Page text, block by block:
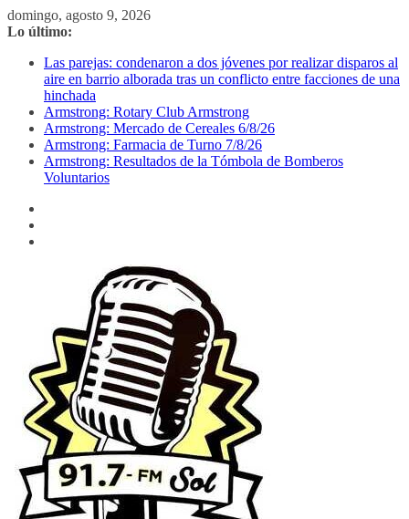
Saltar
al
domingo, agosto 9, 2026
Lo último:
Las parejas: condenaron a dos jóvenes por realizar disparos al
aire en barrio alborada tras un conflicto entre facciones de una
hinchada
Armstrong: Rotary Club Armstrong
Armstrong: Mercado de Cereales 6/8/26
Armstrong: Farmacia de Turno 7/8/26
Armstrong: Resultados de la Tómbola de Bomberos
Voluntarios